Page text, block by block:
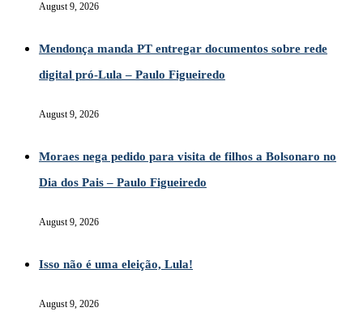
August 9, 2026
Mendonça manda PT entregar documentos sobre rede
digital pró-Lula – Paulo Figueiredo
August 9, 2026
Moraes nega pedido para visita de filhos a Bolsonaro no
Dia dos Pais – Paulo Figueiredo
August 9, 2026
Isso não é uma eleição, Lula!
August 9, 2026